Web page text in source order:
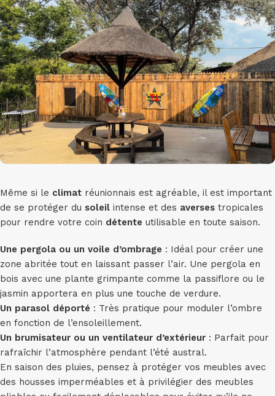
Même si le climat réunionnais est agréable, il est important
de se protéger du soleil intense et des averses tropicales
pour rendre votre coin détente utilisable en toute saison.
Une pergola ou un voile d’ombrage : Idéal pour créer une
zone abritée tout en laissant passer l’air. Une pergola en
bois avec une plante grimpante comme la passiflore ou le
jasmin apportera en plus une touche de verdure.
Un parasol déporté : Très pratique pour moduler l’ombre
en fonction de l’ensoleillement.
Un brumisateur ou un ventilateur d’extérieur : Parfait pour
rafraîchir l’atmosphère pendant l’été austral.
En saison des pluies, pensez à protéger vos meubles avec
des housses imperméables et à privilégier des meubles